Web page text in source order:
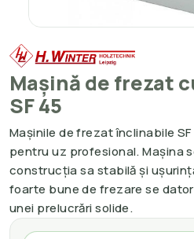
Mașină de frezat
SF 45
Mașinile de frezat înclinabile
pentru uz profesional. Mașina
construcția sa stabilă și
foarte bune de frezare se
unei prelucrări solide.